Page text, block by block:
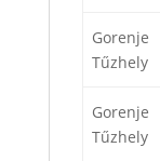
Gorenje
Tűzhely
Gorenje
Tűzhely